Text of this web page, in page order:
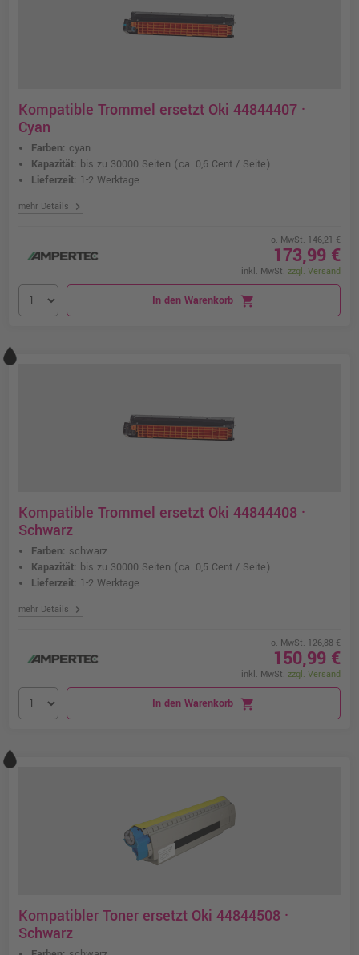
Kompatible Trommel ersetzt Oki 44844407 ·
Cyan
Farben: cyan
Kapazität: bis zu 30000 Seiten (ca. 0,6 Cent / Seite)
Lieferzeit: 1-2 Werktage
mehr Details chevron_right
o. MwSt. 146,21 €
173,99 €
inkl. MwSt. zzgl. Versand
In den Warenkorb shopping_cart
Kompatible Trommel ersetzt Oki 44844408 ·
Schwarz
Farben: schwarz
Kapazität: bis zu 30000 Seiten (ca. 0,5 Cent / Seite)
Lieferzeit: 1-2 Werktage
mehr Details chevron_right
o. MwSt. 126,88 €
150,99 €
inkl. MwSt. zzgl. Versand
In den Warenkorb shopping_cart
Kompatibler Toner ersetzt Oki 44844508 ·
Schwarz